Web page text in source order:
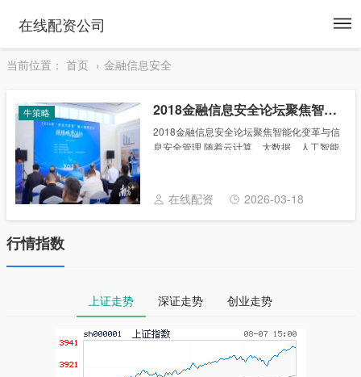
在线配资公司
当前位置： 首页 金融信息安全
牛策略 2018金融信息安全论坛聚焦智能化变革与信息安全管理
2018金融信息安全论坛聚焦智能化变革与信
息安全管理 随着云计算、大数据、人工智能
与瀚思科技共同主办的“2018未来金融......
在线配资 2026-03-18
行情指数
上证走势 深证走势 创业走势